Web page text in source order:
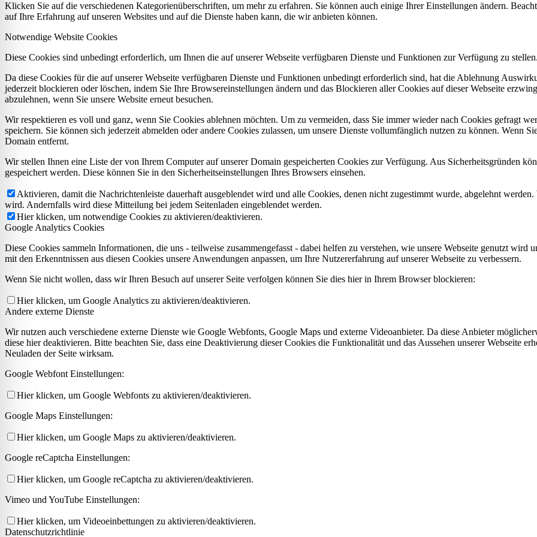
Klicken Sie auf die verschiedenen Kategorienüberschriften, um mehr zu erfahren. Sie können auch einige Ihrer Einstellungen ändern.
auf Ihre Erfahrung auf unseren Websites und auf die Dienste haben kann, die wir anbieten können.
Notwendige Website Cookies
Diese Cookies sind unbedingt erforderlich, um Ihnen die auf unserer Webseite verfügbaren Dienste und Funktionen zur Verfügung zu
Da diese Cookies für die auf unserer Webseite verfügbaren Dienste und Funktionen unbedingt erforderlich sind, hat die Ablehnung
jederzeit blockieren oder löschen, indem Sie Ihre Browsereinstellungen ändern und das Blockieren aller Cookies auf dieser Webseite
abzulehnen, wenn Sie unsere Website erneut besuchen.
Wir respektieren es voll und ganz, wenn Sie Cookies ablehnen möchten. Um zu vermeiden, dass Sie immer wieder nach Cookies gefragt
speichern. Sie können sich jederzeit abmelden oder andere Cookies zulassen, um unsere Dienste vollumfänglich nutzen zu können. Wenn
Domain entfernt.
Wir stellen Ihnen eine Liste der von Ihrem Computer auf unserer Domain gespeicherten Cookies zur Verfügung. Aus Sicherheitsgründen
gespeichert werden. Diese können Sie in den Sicherheitseinstellungen Ihres Browsers einsehen.
Aktivieren, damit die Nachrichtenleiste dauerhaft ausgeblendet wird und alle Cookies, denen nicht zugestimmt wurde, abgelehnt
wird. Andernfalls wird diese Mitteilung bei jedem Seitenladen eingeblendet werden.
Hier klicken, um notwendige Cookies zu aktivieren/deaktivieren.
Google Analytics Cookies
Diese Cookies sammeln Informationen, die uns - teilweise zusammengefasst - dabei helfen zu verstehen, wie unsere Webseite genutzt
mit den Erkenntnissen aus diesen Cookies unsere Anwendungen anpassen, um Ihre Nutzererfahrung auf unserer Webseite zu verbessern.
Wenn Sie nicht wollen, dass wir Ihren Besuch auf unserer Seite verfolgen können Sie dies hier in Ihrem Browser blockieren:
Hier klicken, um Google Analytics zu aktivieren/deaktivieren.
Andere externe Dienste
Wir nutzen auch verschiedene externe Dienste wie Google Webfonts, Google Maps und externe Videoanbieter. Da diese Anbieter
diese hier deaktivieren. Bitte beachten Sie, dass eine Deaktivierung dieser Cookies die Funktionalität und das Aussehen unserer Webseite
Neuladen der Seite wirksam.
Google Webfont Einstellungen:
Hier klicken, um Google Webfonts zu aktivieren/deaktivieren.
Google Maps Einstellungen:
Hier klicken, um Google Maps zu aktivieren/deaktivieren.
Google reCaptcha Einstellungen:
Hier klicken, um Google reCaptcha zu aktivieren/deaktivieren.
Vimeo und YouTube Einstellungen:
Hier klicken, um Videoeinbettungen zu aktivieren/deaktivieren.
Datenschutzrichtlinie